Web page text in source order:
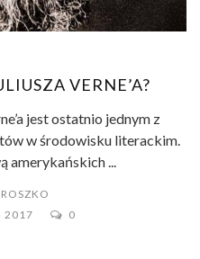
VERNE’A?
jest ostatnio jednym z
w środowisku literackim.
...
2017
0